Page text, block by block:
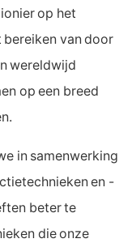
op het
van door
wereldwijd
op een breed
in samenwerking
en -
beter te
die onze